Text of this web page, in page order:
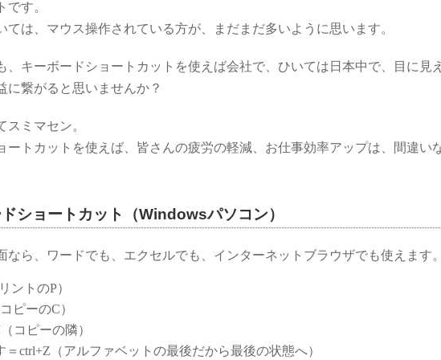
です。
ては、マウス操作されている方が、まだまだ多いように思います。
、キーボードショートカットを使えば会社で、ひいては日本中で、目に見
に繋がると思いませんか？
スミマセン。
ートカットを使えば、皆さんの疲労の軽減、お仕事効率アップは、間違い
ショートカット（Windowsパソコン）
なら、ワードでも、エクセルでも、インターネットブラウザでも使えます。
ントのP）
ピーのC）
コピーの隣）
＝ctrl+Z（アルファベットの最後だから最後の状態へ）